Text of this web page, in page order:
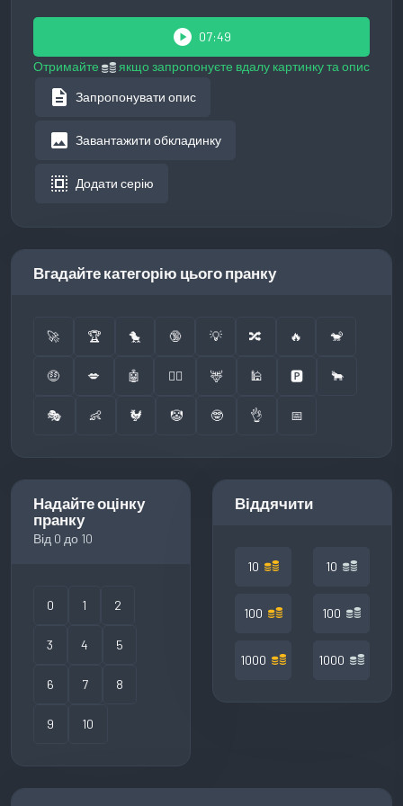
play_circle 07:49
Отримайте
якщо запропонуєте вдалу картинку та опис
description Запропонувати опис
image Завантажити обкладинку
select_all Додати серію
Вгадайте категорію цього пранку
🚀 🏆 🐤 🔞 💡 🔀 🔥 🐒
🤑 💋 🤖 👮‍♂️ 🦌 🕌 🅿️ 🐂
🎭 👶 🐓 🤡 🤓 👌 📅
Надайте оцінку
пранку
Від 0 до 10
0 1 2
3 4 5
6 7 8
9 10
Віддячити
10
100
1000
10
100
1000